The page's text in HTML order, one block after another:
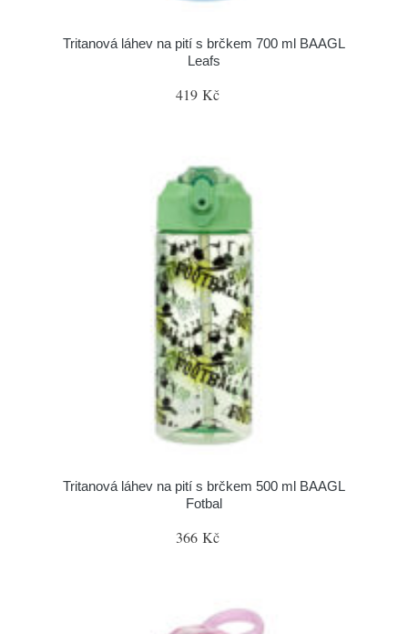
Tritanová láhev na pití s brčkem 700 ml BAAGL
Leafs
419 Kč
Tritanová láhev na pití s brčkem 500 ml BAAGL
Fotbal
366 Kč